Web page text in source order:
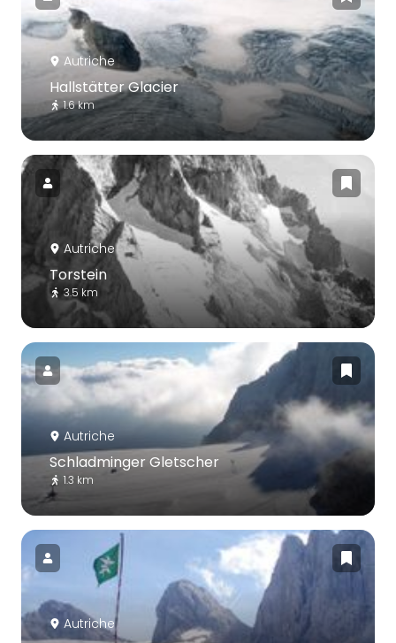
Autriche
Hallstätter Glacier
1.6 km
Autriche
Torstein
3.5 km
Autriche
Schladminger Gletscher
1.3 km
Autriche